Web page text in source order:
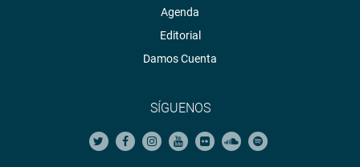
Agenda
Editorial
Damos Cuenta
SÍGUENOS